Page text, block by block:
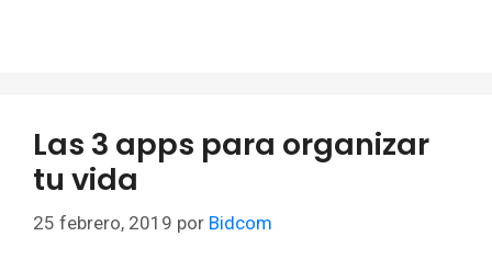
Las 3 apps para organizar
tu vida
25 febrero, 2019 por Bidcom